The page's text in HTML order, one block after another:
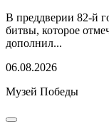
В преддверии 82-й
битвы, которое
дополнил...
06.08.2026
Музей Победы